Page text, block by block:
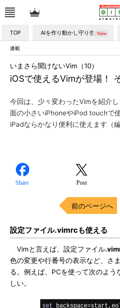
TOP AIを作り動かし守り生かす
連載
iOSで使えるVimが登場！
いまさら聞けないVim（10）
今回は、少々変わったVimを紹介
面の小さいiPhoneやiPod touchで
iPadならかなり便利に使えます（編
Share Post
前のページへ
設定ファイル.vimrcも使える
Vimと言えば、設定ファイル
色の変更や行番号の表示など、さ
る。例えば、PCを使って次のよう
しい。
set backspace=start,